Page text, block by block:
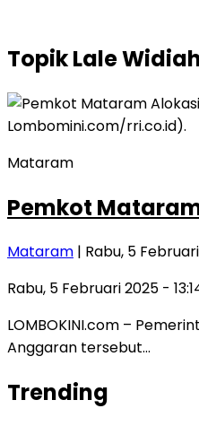
TopikLale
Mataram
Pemkot
Mataram | Rabu, 5
Rabu, 5 Februari 2025 -
LOMBOKINI.com –
Anggaran tersebut…
Trending